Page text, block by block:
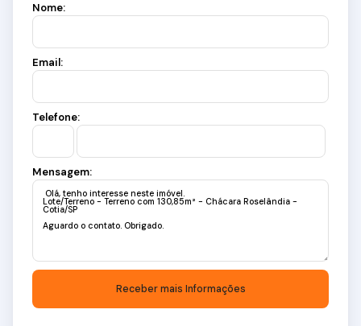
Nome:
Email:
Telefone:
Mensagem: